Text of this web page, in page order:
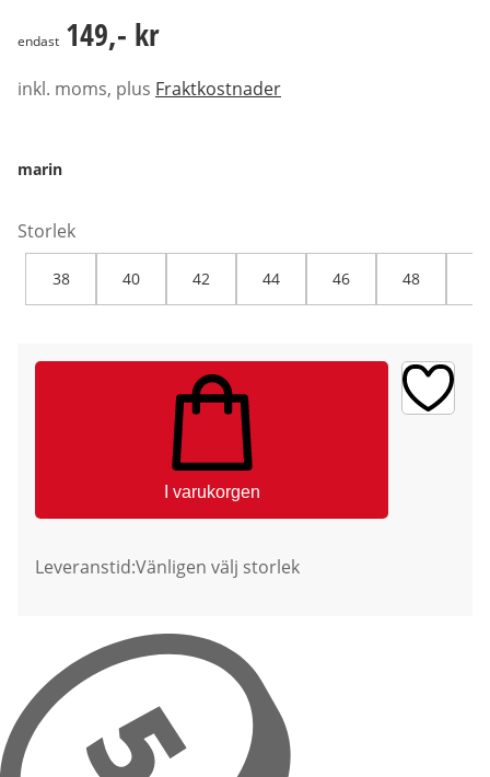
149,- kr
endast 149,- kr
inkl. moms, plus Fraktkostnader
marin
Storlek
38 40 42 44 46 48
I varukorgen
Leveranstid:Vänligen välj storlek